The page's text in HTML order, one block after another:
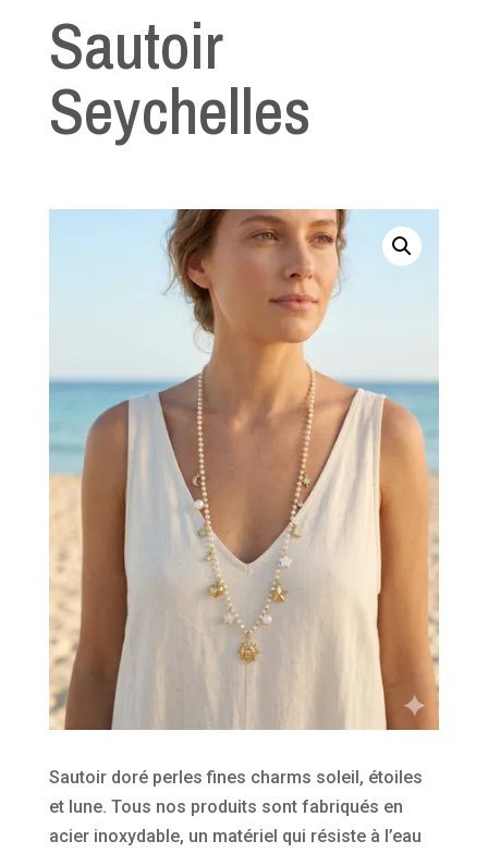
Sautoir
Seychelles
Sautoir doré perles fines charms soleil, étoiles
et lune. Tous nos produits sont fabriqués en
acier inoxydable, un matériel qui résiste à l’eau